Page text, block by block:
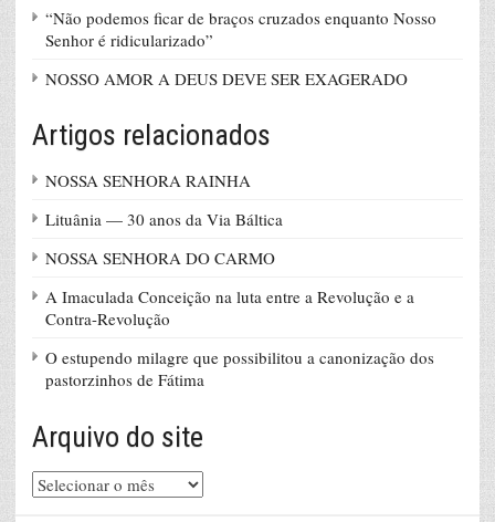
“Não podemos ficar de braços cruzados enquanto Nosso
Senhor é ridicularizado”
NOSSO AMOR A DEUS DEVE SER EXAGERADO
Artigos relacionados
NOSSA SENHORA RAINHA
Lituânia — 30 anos da Via Báltica
NOSSA SENHORA DO CARMO
A Imaculada Conceição na luta entre a Revolução e a
Contra-Revolução
O estupendo milagre que possibilitou a canonização dos
pastorzinhos de Fátima
Arquivo do site
Arquivo
do